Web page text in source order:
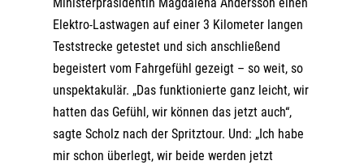
Elektro-Lastwagen auf einer 3 Kilometer langen
Teststrecke getestet und sich anschließend
begeistert vom Fahrgefühl gezeigt – so weit, so
unspektakulär. „Das funktionierte ganz leicht, wir
hatten das Gefühl, wir können das jetzt auch“,
sagte Scholz nach der Spritztour. Und: „Ich habe
mir schon überlegt, wir beide werden jetzt